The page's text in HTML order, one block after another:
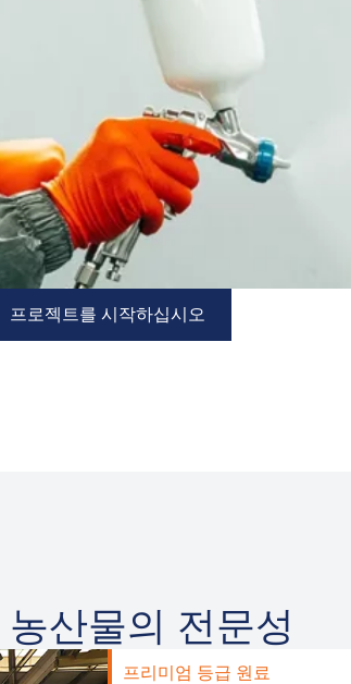
프로젝트를 시작하십시오
산물의 전문성
프리미엄 등급 원료